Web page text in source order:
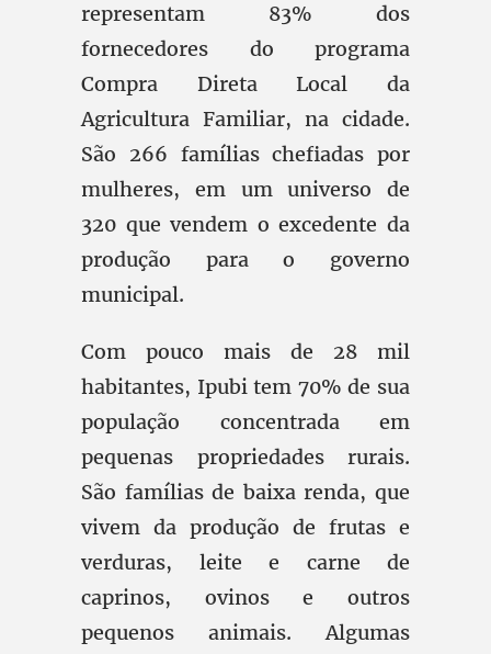
representam 83% dos
fornecedores do programa
Compra Direta Local da
Agricultura Familiar, na cidade.
São 266 famílias chefiadas por
mulheres, em um universo de
320 que vendem o excedente da
produção para o governo
municipal.
Com pouco mais de 28 mil
habitantes, Ipubi tem 70% de sua
população concentrada em
pequenas propriedades rurais.
São famílias de baixa renda, que
vivem da produção de frutas e
verduras, leite e carne de
caprinos, ovinos e outros
pequenos animais. Algumas